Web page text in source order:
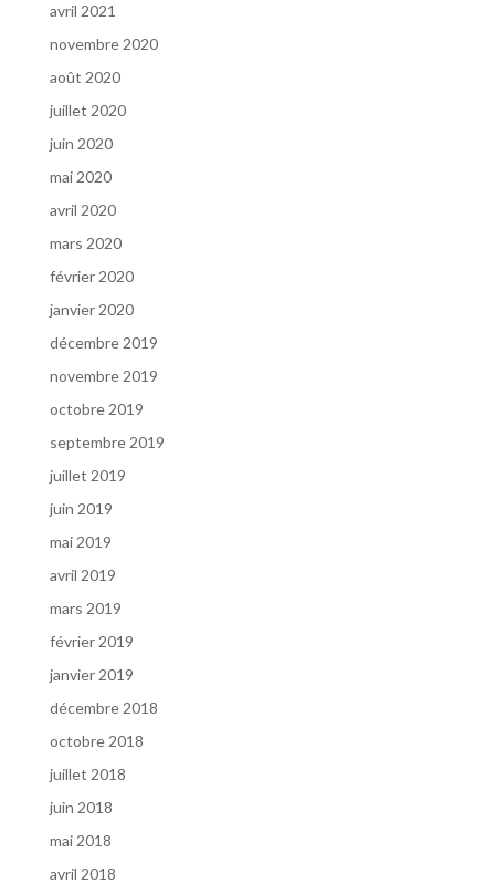
avril 2021
novembre 2020
août 2020
juillet 2020
juin 2020
mai 2020
avril 2020
mars 2020
février 2020
janvier 2020
décembre 2019
novembre 2019
octobre 2019
septembre 2019
juillet 2019
juin 2019
mai 2019
avril 2019
mars 2019
février 2019
janvier 2019
décembre 2018
octobre 2018
juillet 2018
juin 2018
mai 2018
avril 2018